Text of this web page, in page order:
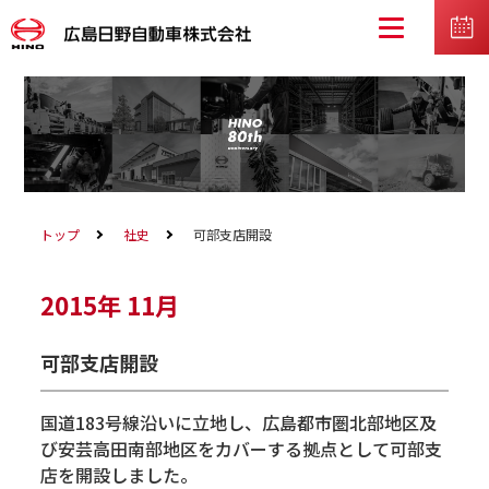
トップ 社史 可部支店開設
2015年 11月
可部支店開設
国道183号線沿いに立地し、広島都市圏北部地区及
び安芸高田南部地区をカバーする拠点として可部支
店を開設しました。